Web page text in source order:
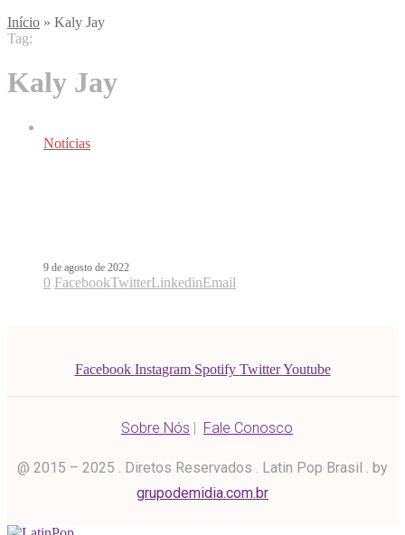
Início » Kaly Jay
Tag:
Kaly Jay
Notícias
9 de agosto de 2022
0 FacebookTwitterLinkedinEmail
Facebook Instagram Spotify Twitter Youtube
Sobre Nós | Fale Conosco
@ 2015 – 2025 . Diretos Reservados . Latin Pop Brasil . by
grupodemidia.com.br